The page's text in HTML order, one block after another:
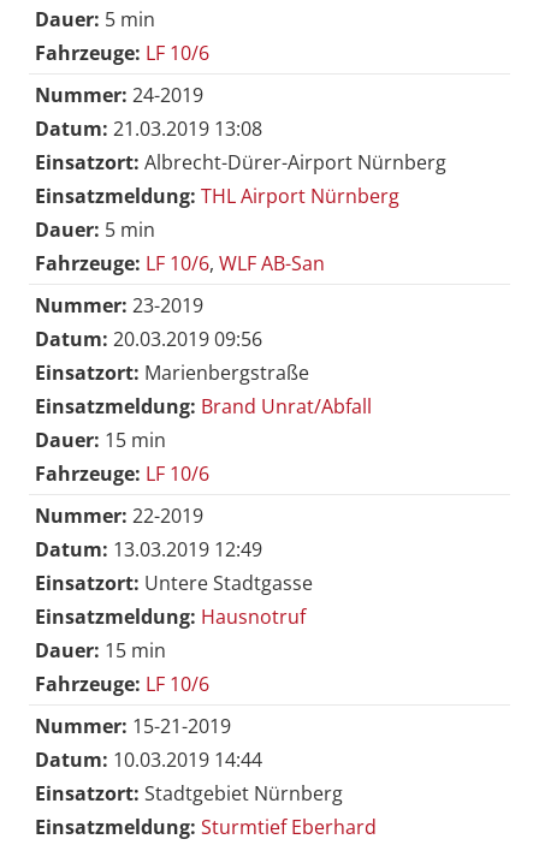
Dauer: 5 min
Fahrzeuge: LF 10/6
Nummer: 24-2019
Datum: 21.03.2019 13:08
Einsatzort: Albrecht-Dürer-Airport Nürnberg
Einsatzmeldung: THL Airport Nürnberg
Dauer: 5 min
Fahrzeuge: LF 10/6, WLF AB-San
Nummer: 23-2019
Datum: 20.03.2019 09:56
Einsatzort: Marienbergstraße
Einsatzmeldung: Brand Unrat/Abfall
Dauer: 15 min
Fahrzeuge: LF 10/6
Nummer: 22-2019
Datum: 13.03.2019 12:49
Einsatzort: Untere Stadtgasse
Einsatzmeldung: Hausnotruf
Dauer: 15 min
Fahrzeuge: LF 10/6
Nummer: 15-21-2019
Datum: 10.03.2019 14:44
Einsatzort: Stadtgebiet Nürnberg
Einsatzmeldung: Sturmtief Eberhard